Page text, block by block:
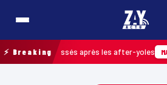
⚡ Breaking
déchets ramassés après les after-yoles